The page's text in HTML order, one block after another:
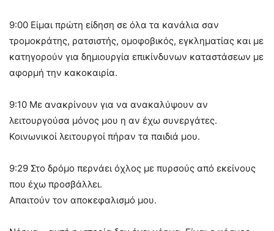
9:00 Είμαι πρώτη είδηση σε όλα τα κανάλια σαν
τρομοκράτης, ρατσιστής, ομοφοβικός, εγκληματίας και με
κατηγορούν για δημιουργία επικίνδυνων καταστάσεων με
αφορμή την κακοκαιρία.
9:10 Με ανακρίνουν για να ανακαλύψουν αν
λειτουργούσα μόνος μου η αν έχω συνεργάτες.
Κοινωνικοί λειτουργοί πήραν τα παιδιά μου.
9:29 Στο δρόμο περνάει όχλος με πυρσούς από εκείνους
που έχω προσβάλλει.
Απαιτούν τον αποκεφαλισμό μου.